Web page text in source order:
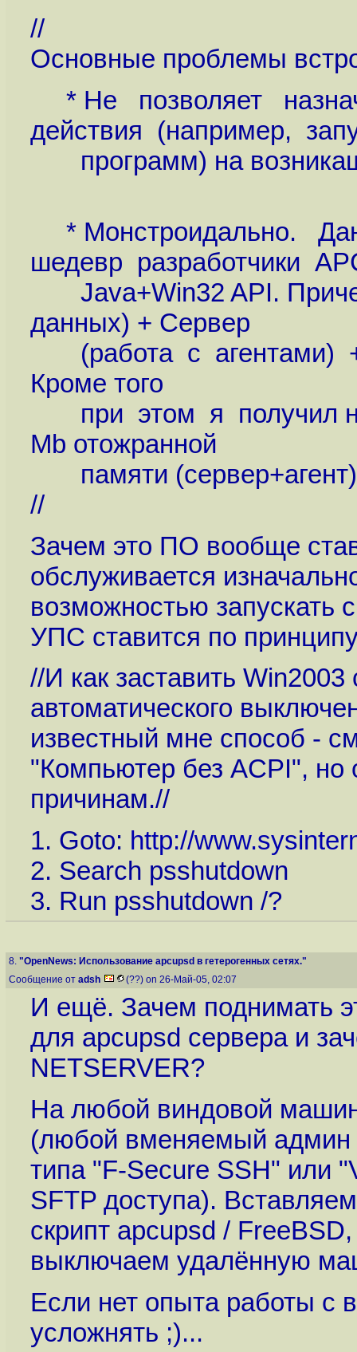
//
Основные проблемы
* Не позволяет
действия (например,
программ) на
* Монстроидально.
шедевр разработчики
Java+Win32 API.
данных) + Сервер
(работа с агентами) +
Кроме того
при этом я получил
Mb отожранной
памяти
//
Зачем это ПО вообще
обслуживается
возможностью запускать
УПС ставится по
//И как заставить
автоматического
известный мне способ -
"Компьютер без ACPI", но
причинам.//
1. Goto: http://
2. Search psshutdown
3. Run psshutdown /?
8. "OpenNews: Использование apcupsd в гетерогенных сетях."
Сообщение от adsh (??) on 26-Май-05, 02:07
И ещё. Зачем поднимать
для apcupsd сервера и
NETSERVER?
На любой виндовой
(любой вменяемый админ
типа "F-Secure SSH" или
SFTP доступа).
скрипт apcupsd /
выключаем удалённую
Если нет опыта работы с
усложнять ;)...